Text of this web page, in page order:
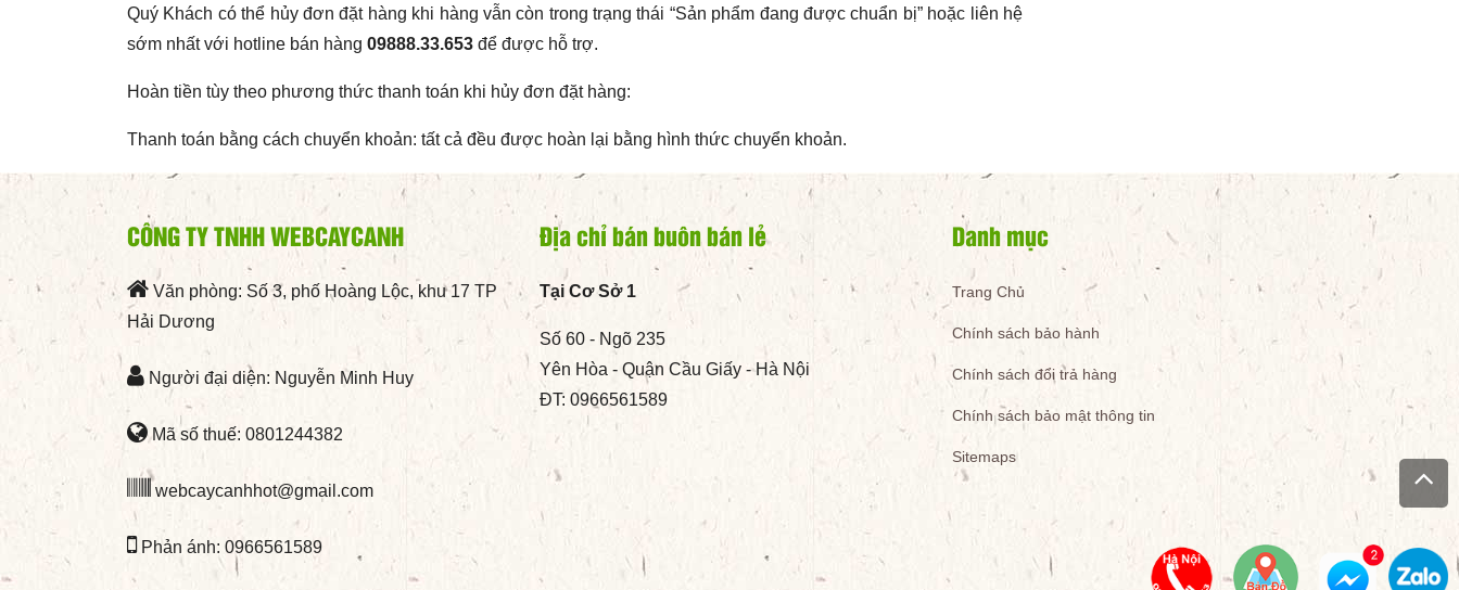
Quý Khách có thể hủy đơn đặt hàng khi hàng vẫn còn trong trạng thái “Sản phẩm đang được chuẩn bị” hoặc liên hệ
sớm nhất với hotline bán hàng 09888.33.653 để được hỗ trợ.
Hoàn tiền tùy theo phương thức thanh toán khi hủy đơn đặt hàng:
Thanh toán bằng cách chuyển khoản: tất cả đều được hoàn lại bằng hình thức chuyển khoản.
CÔNG TY TNHH WEBCAYCANH
Văn phòng: Số 3, phố Hoàng Lộc, khu 17 TP
Hải Dương
Người đại diện: Nguyễn Minh Huy
Mã số thuế: 0801244382
webcaycanhhot@gmail.com
Phản ánh: 0966561589
Địa chỉ bán buôn bán lẻ
Tại Cơ Sở 1
Số 60 - Ngõ 235
Yên Hòa - Quận Cầu Giấy - Hà Nội
ĐT: 0966561589
Danh mục
Trang Chủ
Chính sách bảo hành
Chính sách đổi trả hàng
Chính sách bảo mật thông tin
Sitemaps